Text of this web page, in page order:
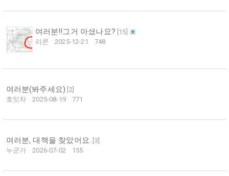
여러분!!그거 아셨나요? 15
리콘
2025-12-21 748
여러분(봐주세요) 2]
호잇차
2025-08-19 771
여러분, 대책을 찾았어요. 3
누군가
2026-07-02 155